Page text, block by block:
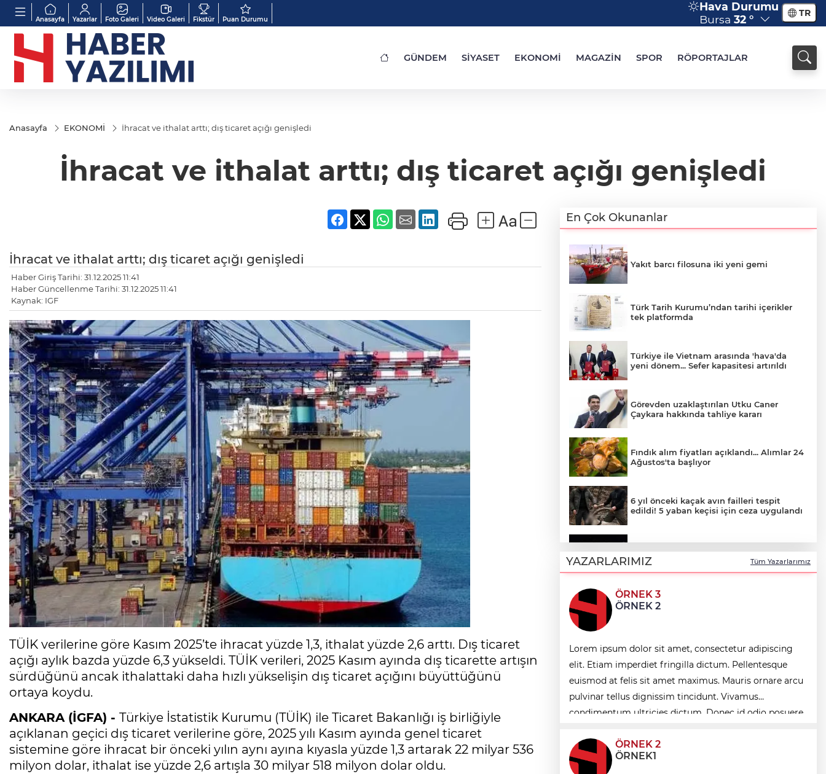
Anasayfa Yazarlar Foto Galeri Video Galeri Fikstür Puan Durumu
Hava Durumu
Bursa 32 ° TR
GÜNDEM SİYASET EKONOMİ MAGAZİN SPOR RÖPORTAJLAR
Anasayfa EKONOMİ İhracat ve ithalat arttı; dış ticaret açığı genişledi
İhracat ve ithalat arttı; dış ticaret açığı genişledi
İhracat ve ithalat arttı; dış ticaret açığı genişledi
Haber Giriş Tarihi: 31.12.2025 11:41
Haber Güncellenme Tarihi: 31.12.2025 11:41
Kaynak: IGF
TÜİK verilerine göre Kasım 2025’te ihracat yüzde 1,3, ithalat yüzde 2,6 arttı. Dış ticaret
açığı aylık bazda yüzde 6,3 yükseldi. TÜİK verileri, 2025 Kasım ayında dış ticarette artışın
sürdüğünü ancak ithalattaki daha hızlı yükselişin dış ticaret açığını büyüttüğünü
ortaya koydu.
ANKARA (İGFA) - Türkiye İstatistik Kurumu (TÜİK) ile Ticaret Bakanlığı iş birliğiyle
açıklanan geçici dış ticaret verilerine göre, 2025 yılı Kasım ayında genel ticaret
sistemine göre ihracat bir önceki yılın aynı ayına kıyasla yüzde 1,3 artarak 22 milyar 536
milyon dolar, ithalat ise yüzde 2,6 artışla 30 milyar 518 milyon dolar oldu.
En Çok Okunanlar
Yakıt barcı filosuna iki yeni gemi
Türk Tarih Kurumu’ndan tarihi içerikler
tek platformda
Türkiye ile Vietnam arasında 'hava'da
yeni dönem... Sefer kapasitesi artırıldı
Görevden uzaklaştırılan Utku Caner
Çaykara hakkında tahliye kararı
Fındık alım fiyatları açıklandı... Alımlar 24
Ağustos'ta başlıyor
6 yıl önceki kaçak avın failleri tespit
edildi! 5 yaban keçisi için ceza uygulandı
Carettalar yeni sezona hırslı başladı
Balıkesir'de Kepsut’a Kent Lokantası ve
altyapı desteği
Samsun’da Alaçam'a yeni yaşam alanı
kazandırıldı
İstanbul İtfaiyesi’nden yangın riskine
karşı videolu uyarı
YAZARLARIMIZ Tüm Yazarlarımız
ÖRNEK 3
ÖRNEK 2
Lorem ipsum dolor sit amet, consectetur adipiscing
elit. Etiam imperdiet fringilla dictum. Pellentesque
euismod at felis sit amet maximus. Mauris ornare arcu
pulvinar tellus dignissim tincidunt. Vivamus
condimentum ultricies dictum. Donec id odio posuere,
ÖRNEK 2
ÖRNEK1